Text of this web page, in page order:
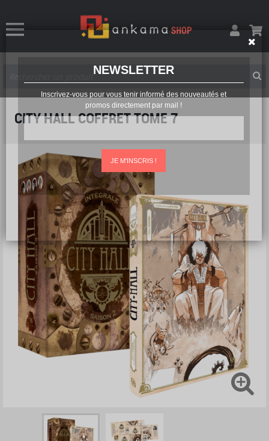
NEWSLETTER
Inscrivez-vous pour vous tenir informé des nouveautés et
promos directement par mail !
JE M'INSCRIS !
CITY HALL COFFRET TOME 7